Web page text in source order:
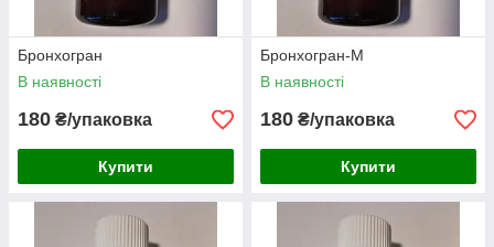
Бронхогран
В наявності
180 ₴/упаковка
Купити
Бронхогран-М
В наявності
180 ₴/упаковка
Купити